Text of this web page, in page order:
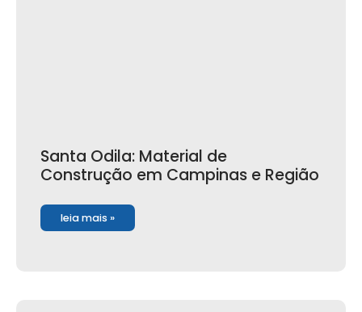
Santa Odila: Material de
Construção em Campinas e Região
leia mais »